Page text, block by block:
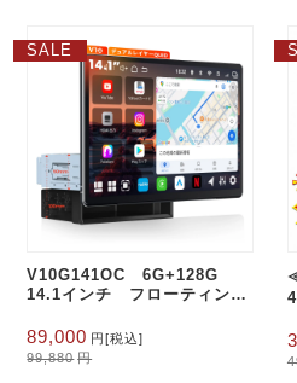
49,999
は
SALE
V10G141OC 6G+128G
14.1インチ フローティング
14.0
99,880 円
元
の
価
89,000 円
現
在
の
[税込]